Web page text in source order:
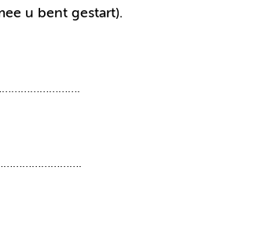
u bent gestart).